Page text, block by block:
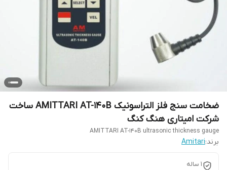
ضخامت سنج فلز التراسونیک AMITTARI AT-140B ساخت
شرکت امیتاری هنگ کنگ
AMITTARI AT-140B ultrasonic thickness gauge
برند:Amitari
1 ساله